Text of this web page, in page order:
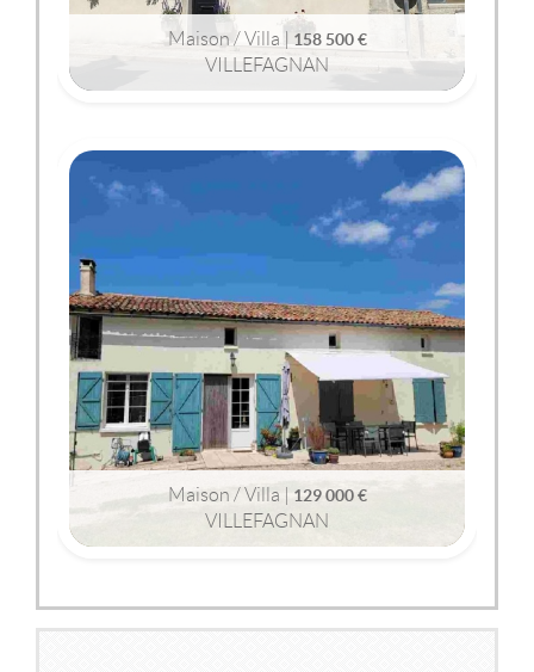
Maison / Villa | 158 500 €
VILLEFAGNAN
| 5 pièce(s) | Ext. 176m
Maison / Villa | 129 000 €
VILLEFAGNAN
120m | 7 pièce(s) | Ext. 810m
(16240)
MAISON / VILLA